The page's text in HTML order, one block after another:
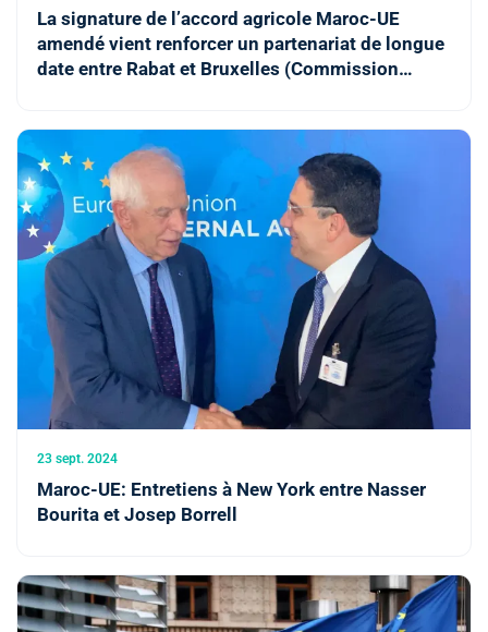
La signature de l’accord agricole Maroc-UE
amendé vient renforcer un partenariat de longue
date entre Rabat et Bruxelles (Commission
23 sept. 2024
Maroc-UE: Entretiens à New York entre Nasser
Bourita et Josep Borrell